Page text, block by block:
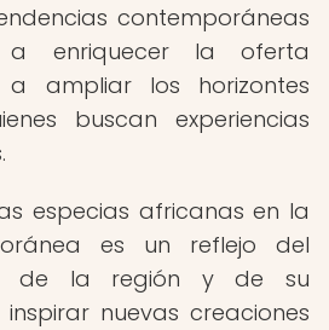
contemporáneas
a enriquecer la oferta
ampliar los horizontes
buscan experiencias
especias africanas en la
es un reflejo del
de la región y de su
nuevas creaciones